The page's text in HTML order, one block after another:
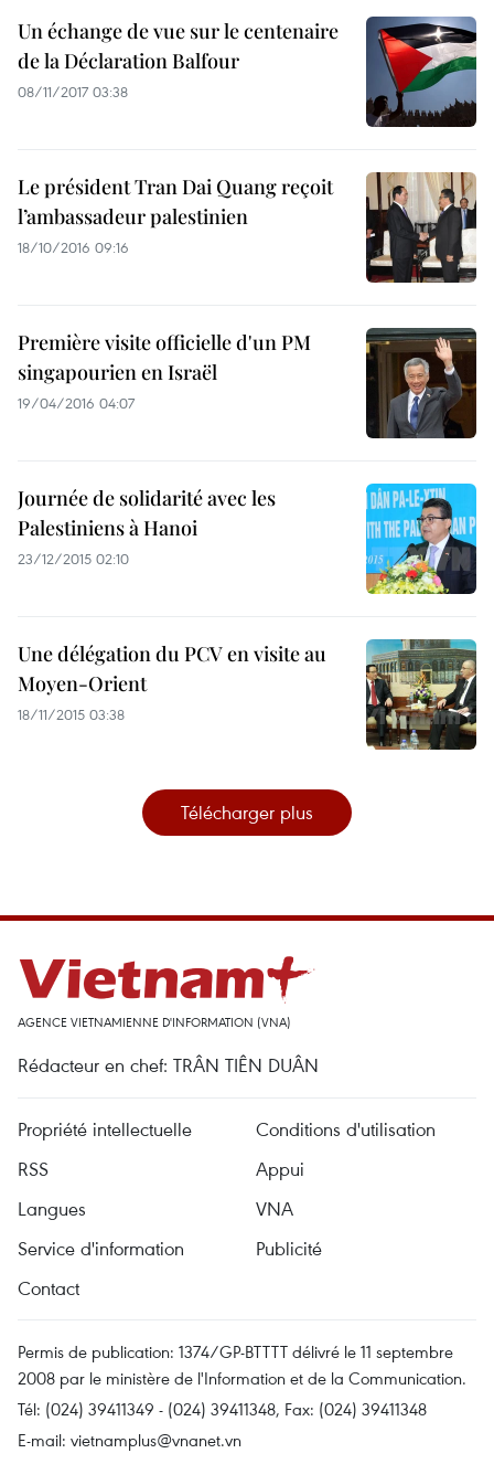
Un échange de vue sur le centenaire
de la Déclaration Balfour
08/11/2017 03:38
Le président Tran Dai Quang reçoit
l’ambassadeur palestinien
18/10/2016 09:16
Première visite officielle d'un PM
singapourien en Israël
19/04/2016 04:07
Journée de solidarité avec les
Palestiniens à Hanoi
23/12/2015 02:10
Une délégation du PCV en visite au
Moyen-Orient
18/11/2015 03:38
Télécharger plus
AGENCE VIETNAMIENNE D'INFORMATION (VNA)
Rédacteur en chef: TRÂN TIÊN DUÂN
Propriété intellectuelle
Conditions d'utilisation
RSS
Appui
Langues
VNA
Service d'information
Publicité
Contact
Permis de publication: 1374/GP-BTTTT délivré le 11 septembre
2008 par le ministère de l'Information et de la Communication.
Tél: (024) 39411349 - (024) 39411348, Fax: (024) 39411348
E-mail: vietnamplus@vnanet.vn